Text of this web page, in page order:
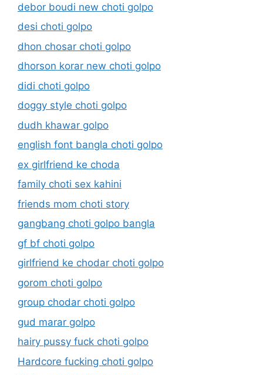
debor boudi new choti golpo
desi choti golpo
dhon chosar choti golpo
dhorson korar new choti golpo
didi choti golpo
doggy style choti golpo
dudh khawar golpo
english font bangla choti golpo
ex girlfriend ke choda
family choti sex kahini
friends mom choti story
gangbang choti golpo bangla
gf bf choti golpo
girlfriend ke chodar choti golpo
gorom choti golpo
group chodar choti golpo
gud marar golpo
hairy pussy fuck choti golpo
Hardcore fucking choti golpo